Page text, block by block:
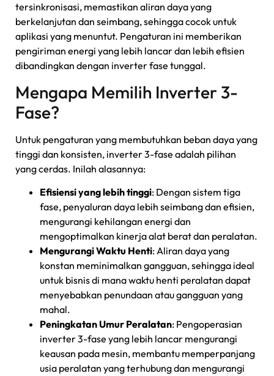
tersinkronisasi, memastikan aliran daya yang
berkelanjutan dan seimbang, sehingga cocok untuk
aplikasi yang menuntut. Pengaturan ini memberikan
pengiriman energi yang lebih lancar dan lebih efisien
dibandingkan dengan inverter fase tunggal.
Mengapa Memilih Inverter 3-
Fase?
Untuk pengaturan yang membutuhkan beban daya yang
tinggi dan konsisten, inverter 3-fase adalah pilihan
yang cerdas. Inilah alasannya:
Efisiensi yang lebih tinggi: Dengan sistem tiga
fase, penyaluran daya lebih seimbang dan efisien,
mengurangi kehilangan energi dan
mengoptimalkan kinerja alat berat dan peralatan.
Mengurangi Waktu Henti: Aliran daya yang
konstan meminimalkan gangguan, sehingga ideal
untuk bisnis di mana waktu henti peralatan dapat
menyebabkan penundaan atau gangguan yang
mahal.
Peningkatan Umur Peralatan: Pengoperasian
inverter 3-fase yang lebih lancar mengurangi
keausan pada mesin, membantu memperpanjang
usia peralatan yang terhubung dan mengurangi